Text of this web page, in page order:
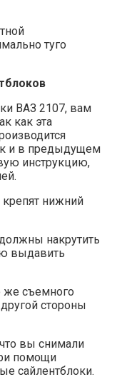
туго
ВАЗ 2107, вам
как эта
и в предыдущем
инструкцию,
крепят нижний
накрутить
выдавить
же съемного
стороны
вы снимали
помощи
сайлентблоки.